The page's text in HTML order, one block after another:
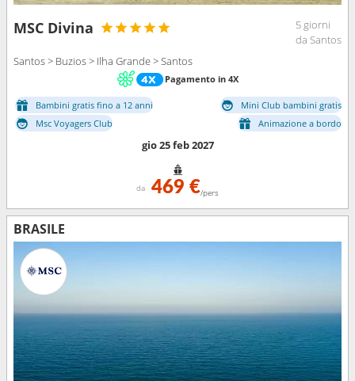
MSC Divina
5 giorni
da Santos
Santos > Buzios > Ilha Grande > Santos
Pagamento in 4X
Bambini gratis fino a 12 anni
Mini Club bambini gratis
Msc Voyagers Club
Animazione a bordo
gio 25 feb 2027
da 469 €/pers
BRASILE